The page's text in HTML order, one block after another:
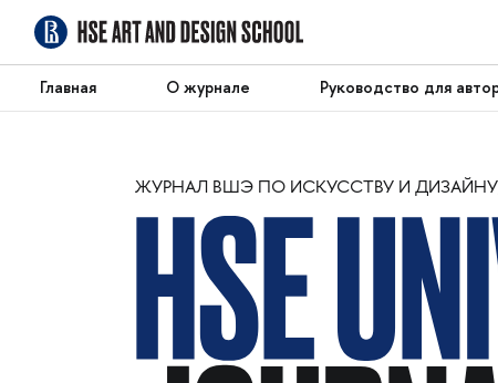
Главная О журнале Руководство для
ЖУРНАЛ ВШЭ ПО ИСКУССТВУ И ДИЗАЙНУ